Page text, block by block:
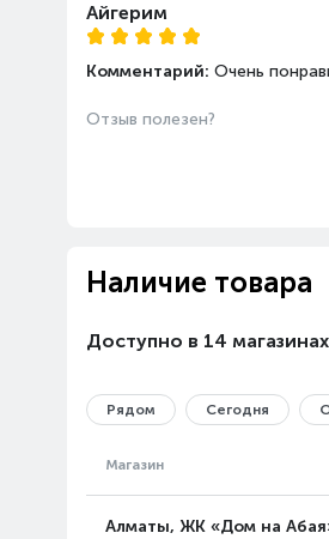
Айгерим
Комментарий: Очень
Отзыв полезен?
Наличие товара
Доступно в 14 магазинах
Рядом Сегодня
Магазин
Алматы, ЖК «Дом на